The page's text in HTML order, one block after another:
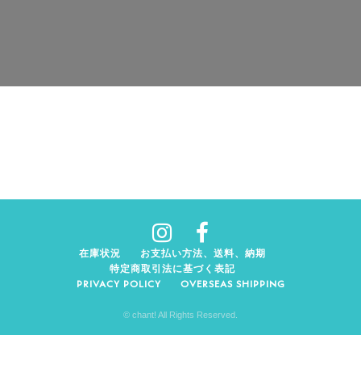
在庫状況
お支払い方法、送料、納期
特定商取引法に基づく表記
PRIVACY POLICY
OVERSEAS SHIPPING
© chant! All Rights Reserved.